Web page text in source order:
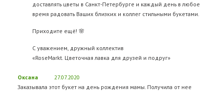
доставлять цветы в Санкт-Петербурге и каждый день в любое
время радовать Ваших близких и коллег стильными букетами.
Приходите ещё! 🌸
С уважением, дружный коллектив
«RoseMarkt. Цветочная лавка для друзей и подруг»
Оксана
27.07.2020
Заказывала этот букет на день рождения мамы. Получила от нее